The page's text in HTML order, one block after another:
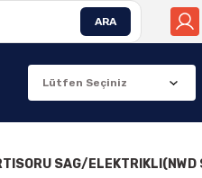
ARA
SAG/ELEKTRIKLI(NWD